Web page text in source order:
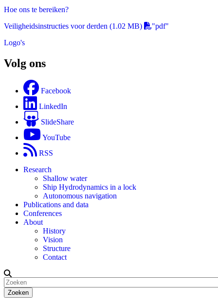
Hoe ons te bereiken?
Veiligheidsinstructies voor derden (1.02 MB)
"pdf"
Logo's
Volg ons
Facebook
LinkedIn
SlideShare
YouTube
RSS
Research
Shallow water
Ship Hydrodynamics in a lock
Autonomous navigation
Publications and data
Conferences
About
History
Vision
Structure
Contact
Zoeken